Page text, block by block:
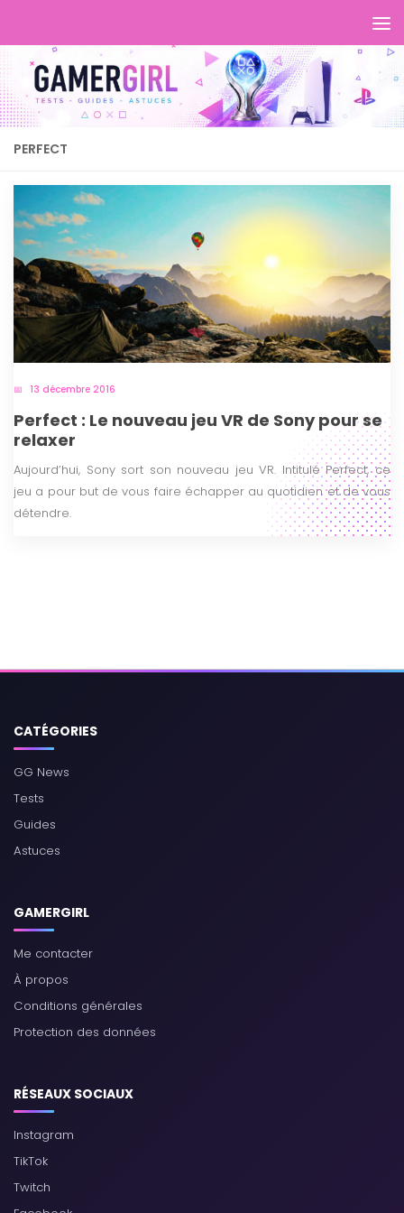
PERFECT
13 décembre 2016
Perfect : Le nouveau jeu VR de Sony pour se
relaxer
Aujourd’hui, Sony sort son nouveau jeu VR. Intitulé Perfect, ce
jeu a pour but de vous faire échapper au quotidien et de vous
détendre.
CATÉGORIES
GG News
Tests
Guides
Astuces
GAMERGIRL
Me contacter
À propos
Conditions générales
Protection des données
RÉSEAUX SOCIAUX
Instagram
TikTok
Twitch